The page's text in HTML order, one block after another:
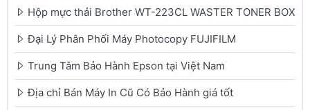
Hộp mực thải Brother WT-223CL WASTER TONER BOX
Đại Lý Phân Phối Máy Photocopy FUJIFILM
Trung Tâm Bảo Hành Epson tại Việt Nam
Địa chỉ Bán Máy In Cũ Có Bảo Hành giá tốt